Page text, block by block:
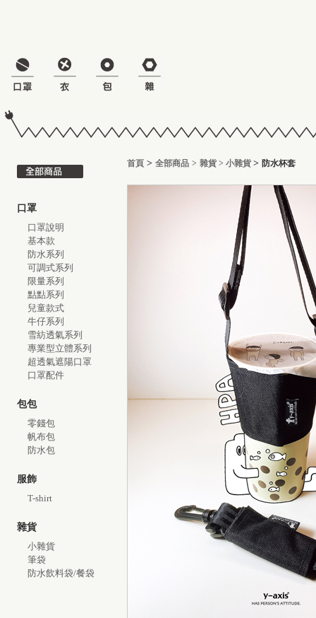
口罩
口罩說明
基本款
防水系列
可調式系列
限量系列
點點系列
兒童款式
牛仔系列
雪紡透氣系列
專業型立體系列
超透氣遮陽口罩
口罩配件
包包
零錢包
帆布包
防水包
服飾
T-shirt
雜貨
小雜貨
筆袋
防水飲料袋/餐袋
首頁 > 全部商品 > 雜貨 > 小雜貨 > 防水杯套